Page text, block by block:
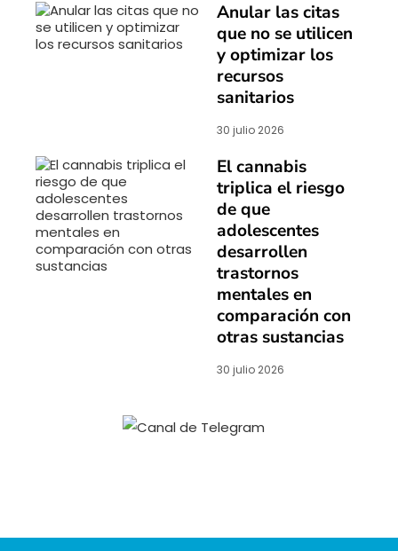
Anular las citas
que no se utilicen
y optimizar los
recursos
sanitarios
30 julio 2026
El cannabis
triplica el riesgo
de que
adolescentes
desarrollen
trastornos
mentales en
comparación con
otras sustancias
30 julio 2026